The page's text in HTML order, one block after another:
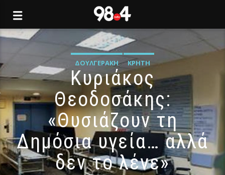
ΔΟΥΛΓΕΡΆΚΗ ΚΡΉΤΗ
Κυριάκος
Θεοδοσάκης:
«Θυσιάζουν τη
Δημόσια υγεία… αλλά
δεν το λένε»